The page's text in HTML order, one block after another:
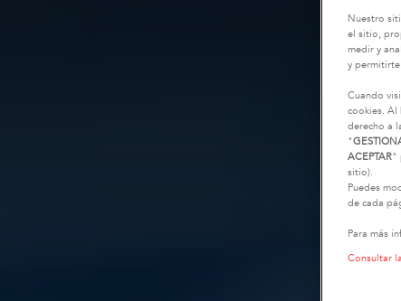
Nuestro
el sitio,
medir y
y
Cuando
cookies. Al
derecho a
"
ACEPTAR"
sitio).
Puedes
de cada
Para más
Consultar